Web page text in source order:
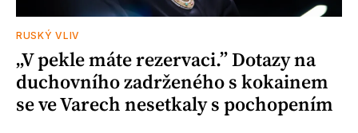
RUSKÝ VLIV
„V pekle máte rezervaci.” Dotazy na
duchovního zadrženého s kokainem
se ve Varech nesetkaly s pochopením